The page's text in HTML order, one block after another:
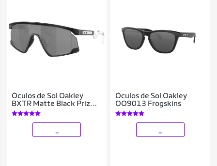
Óculos de Sol Oakley
BXTR Matte Black Prizm
Black
Óculos de Sol Oakley
OO9013 Frogskins